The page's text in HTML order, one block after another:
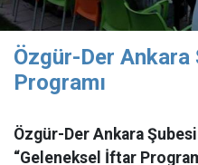
Özgür-Der
Programı
Özgür-Der Ankara
“Geleneksel İftar